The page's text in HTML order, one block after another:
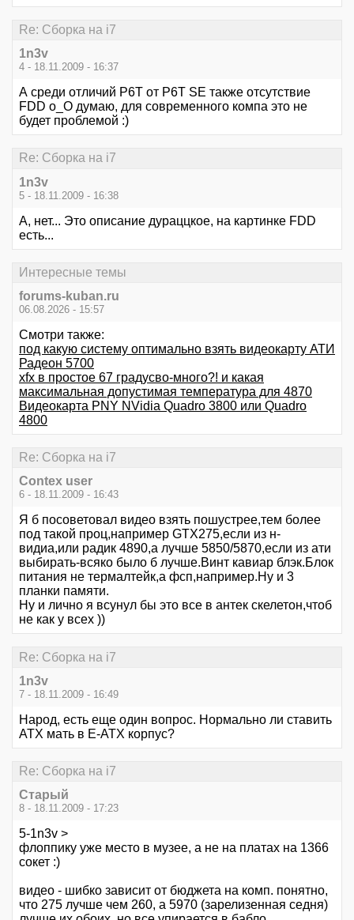
Re: Сборка на i7
1n3v
4 - 18.11.2009 - 16:37
А среди отличий P6T от P6T SE также отсутствие
FDD о_О думаю, для современного компа это не
будет проблемой :)
Re: Сборка на i7
1n3v
5 - 18.11.2009 - 16:38
А, нет... Это описание дураццкое, на картинке FDD
есть...
Интересные темы
forums-kuban.ru
06.08.2026 - 15:57
Смотри также:
под какую систему оптимально взять видеокарту АТИ
Радеон 5700
xfx в простое 67 градусво-много?! и какая
максимальная допустимая температура для 4870
Видеокарта PNY NVidia Quadro 3800 или Quadro
4800
Re: Сборка на i7
Contex user
6 - 18.11.2009 - 16:43
Я б посоветовал видео взять пошустрее,тем более
под такой проц,например GTX275,если из н-
видиа,или радик 4890,а лучше 5850/5870,если из ати
выбирать-всяко было б лучше.Винт кавиар блэк.Блок
питания не термалтейк,а фсп,например.Ну и 3
планки памяти.
Ну и лично я всунул бы это все в антек скелетон,чтоб
не как у всех ))
Re: Сборка на i7
1n3v
7 - 18.11.2009 - 16:49
Народ, есть еще один вопрос. Нормально ли ставить
ATX мать в E-ATX корпус?
Re: Сборка на i7
Старый
8 - 18.11.2009 - 17:23
5-1n3v >
флоппику уже место в музее, а не на платах на 1366
сокет :)
видео - шибко зависит от бюджета на комп. понятно,
что 275 лучше чем 260, а 5970 (зарелизенная седня)